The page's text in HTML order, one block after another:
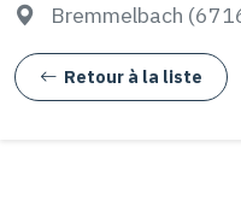
Bremmelbach
Retour à la liste